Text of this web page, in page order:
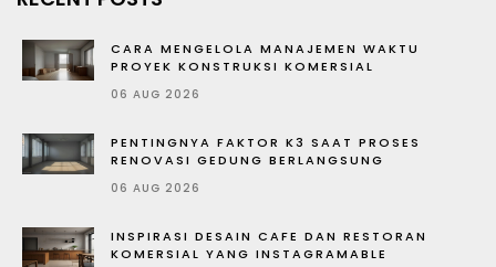
CARA MENGELOLA MANAJEMEN WAKTU
PROYEK KONSTRUKSI KOMERSIAL
06 AUG 2026
PENTINGNYA FAKTOR K3 SAAT PROSES
RENOVASI GEDUNG BERLANGSUNG
06 AUG 2026
INSPIRASI DESAIN CAFE DAN RESTORAN
KOMERSIAL YANG INSTAGRAMABLE